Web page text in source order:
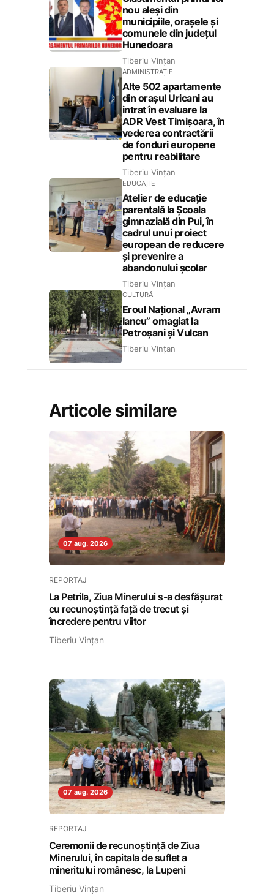
nou aleși din
municipiile, orașele și
comunele din județul
Hunedoara
Tiberiu Vințan
ADMINISTRAȚIE
Alte 502 apartamente
din orașul Uricani au
intrat în evaluare la
ADR Vest Timișoara, în
vederea contractării
de fonduri europene
pentru reabilitare
Tiberiu Vințan
EDUCAȚIE
Atelier de educație
parentală la Școala
gimnazială din Pui, în
cadrul unui proiect
european de reducere
și prevenire a
abandonului școlar
Tiberiu Vințan
CULTURĂ
Eroul Național „Avram
Iancu” omagiat la
Petroșani și Vulcan
Tiberiu Vințan
Articole similare
07 aug. 2026
REPORTAJ
La Petrila, Ziua Minerului s-a desfășurat
cu recunoștință față de trecut și
încredere pentru viitor
Tiberiu Vințan
07 aug. 2026
REPORTAJ
Ceremonii de recunoștință de Ziua
Minerului, în capitala de suflet a
mineritului românesc, la Lupeni
Tiberiu Vințan